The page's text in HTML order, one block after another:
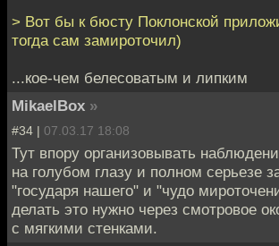
> Вот бы к бюсту Поклонской
тогда сам замироточил)
...кое-чем белесоватым и липким
MikaelBox »
#34 | 07.03.17 18:08
Тут впору организовывать
на голубом глазу и полном серьезе
"государя нашего" и "чудо
делать это нужно через смотровое
с мягкими стенками.